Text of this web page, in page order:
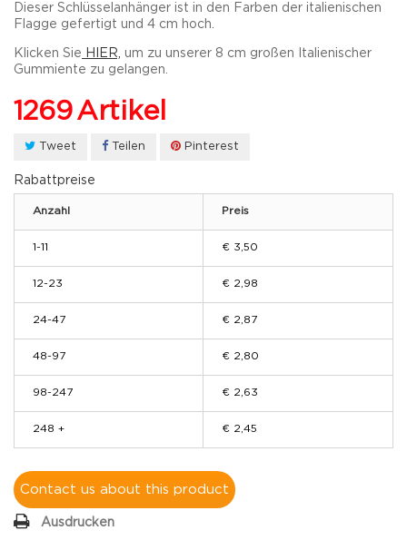
Dieser Schlüsselanhänger ist in den Farben der italienischen
Flagge gefertigt und 4 cm hoch.
Klicken Sie HIER,
um zu unserer 8 cm großen Italienischer
Gummiente zu gelangen.
1269Artikel
Tweet Teilen Pinterest
Rabattpreise
Anzahl Preis
1-11 € 3,50
12-23 € 2,98
24-47 € 2,87
48-97 € 2,80
98-247 € 2,63
248 + € 2,45
Contact us about this product
Ausdrucken